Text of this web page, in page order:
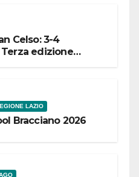
Celso: 3-4
edizione
LAZIO
Bracciano 2026